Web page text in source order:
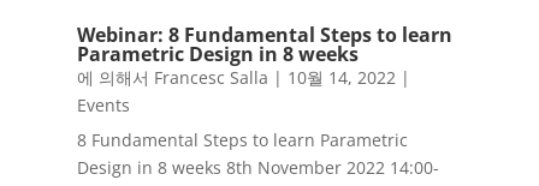
Webinar: 8 Fundamental Steps to learn
Parametric Design in 8 weeks
에 의해서 Francesc Salla | 10월 14, 2022 |
Events
8 Fundamental Steps to learn Parametric
Design in 8 weeks 8th November 2022 14:00-